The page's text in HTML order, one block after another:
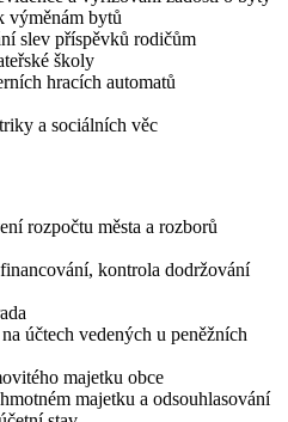
výměnám bytů
slev příspěvků rodičům
školy
hracích automatů
a sociálních věc
rozpočtu města a rozborů
kontrola dodržování
účtech vedených u peněžních
majetku obce
majetku a odsouhlasování